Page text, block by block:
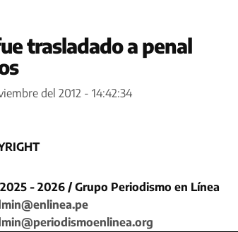
trasladado a penal
del 2012 - 14:42:34
- 2026 / Grupo Periodismo en Línea